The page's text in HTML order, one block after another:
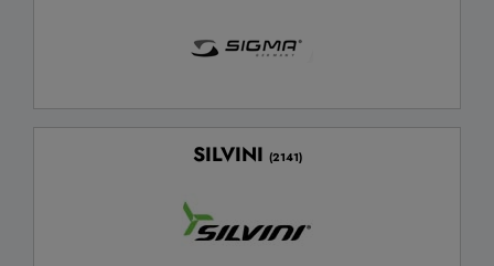
SILVINI (2141)